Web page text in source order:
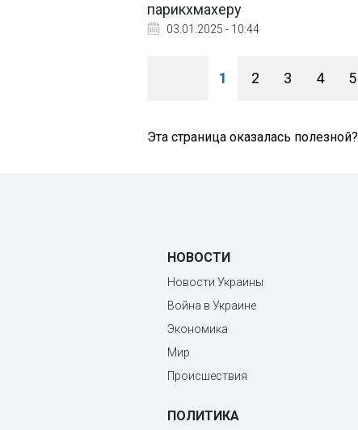
парикхмахеру
03.01.2025 - 10:44
1 2 3 4 5
Эта страница оказалась полезной?
НОВОСТИ
Новости Украины
Война в Украине
Экономика
Мир
Происшествия
ПОЛИТИКА